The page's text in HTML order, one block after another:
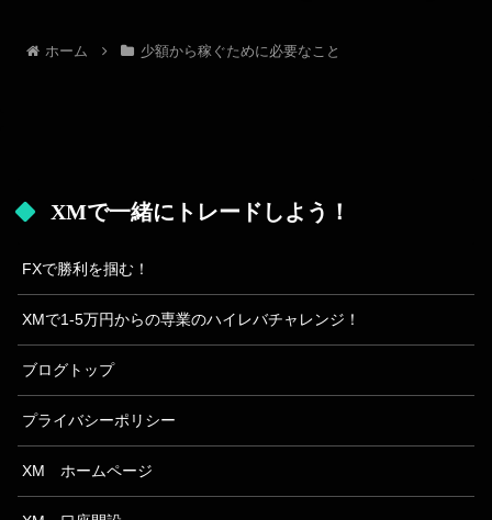
ホーム 少額から稼ぐために必要なこと
XMで一緒にトレードしよう！
FXで勝利を掴む！
XMで1-5万円からの専業のハイレバチャレンジ！
ブログトップ
プライバシーポリシー
XM ホームページ